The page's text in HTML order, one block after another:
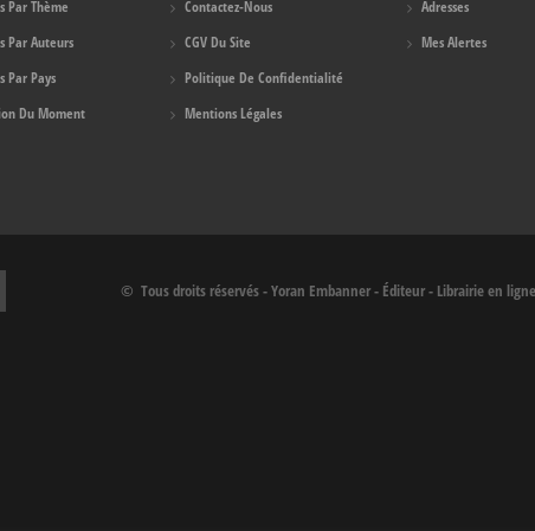
Par Thème
Par Auteurs
Par Pays
Du Moment
Contactez-Nous
CGV Du Site
Politique De Confidentialité
Mentions Légales
Adresses
Mes Alertes
© Tous droits réservés - Yoran Embanner - Éditeur - Librairie en